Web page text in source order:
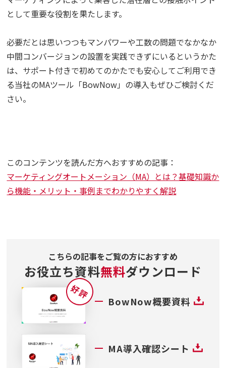
として重要な役割を果たします。
必要だとは思いつつもマンパワーや工数の問題でなかなか
中間コンバージョンの設置を実践できずにいるというかた
は、サポート付きで初めてのかたでも安心してご利用でき
る当社のMAツール「BowNow」の導入もぜひご検討くだ
さい。
このコンテンツを読んだ方へおすすめの記事：
マーケティングオートメーション（MA）とは？基礎知識か
ら機能・メリット・事例までわかりやすく解説
こちらの記事をご覧の方におすすめ
お役立ち資料無料ダウンロード
BowNow概要資料
MA導入確認シート